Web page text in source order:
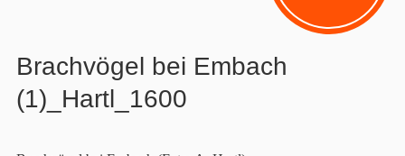
Brachvögel bei Embach
(1)_Hartl_1600